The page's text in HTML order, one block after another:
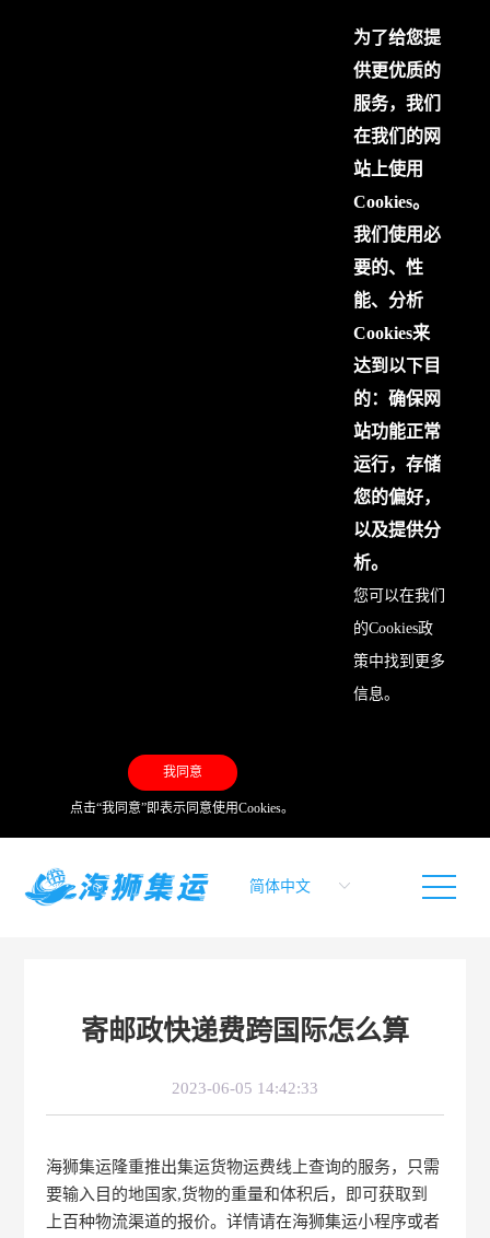
为了给您提
供更优质的
服务，我们
在我们的网
站上使用
Cookies。
我们使用必
要的、性
能、分析
Cookies来
达到以下目
的：确保网
站功能正常
运行，存储
您的偏好，
以及提供分
析。
您可以在我们
的Cookies政
策中找到更多
信息。
我同意
点击“我同意”即表示同意使用Cookies。
寄邮政快递费跨国际怎么算
2023-06-05 14:42:33
海狮集运隆重推出集运货物运费线上查询的服务，只需
要输入目的地国家,货物的重量和体积后，即可获取到
上百种物流渠道的报价。详情请在海狮集运小程序或者